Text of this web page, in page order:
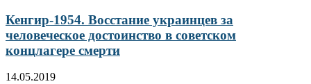
Кенгир-1954. Восстание украинцев за
человеческое достоинство в советском
концлагере смерти
14.05.2019